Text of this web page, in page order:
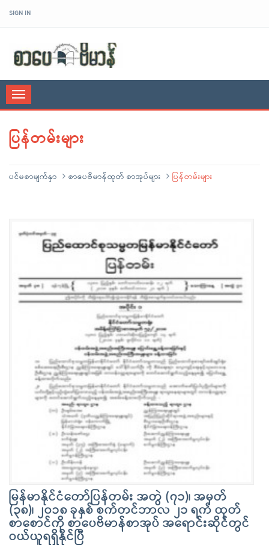
SIGN IN
Toggle
navigation
ပြန်တမ်းများ
ပင်မစာမျက်နှာ စာပေဗိမာန်ထုတ် စာအုပ်များ ပြန်တမ်းများ
မြန်မာနိုင်ငံတော်ပြန်တမ်း အတွဲ (၇၁)၊ အမှတ်
(၃၈)၊ ၂၀၁၈ ခုနှစ် စက်တင်ဘာလ ၂၁ ရက် ထုတ်
စာစောင်ကို စာပေဗိမာန်စာအုပ် အရောင်းဆိုင်တွင်
ဝယ်ယူရရှိနိုင်ပြီ